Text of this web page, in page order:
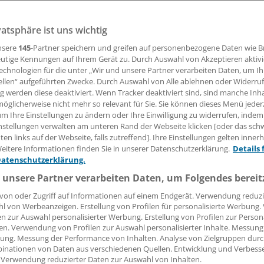
bei einer kleinen Patientenkohorte den Schweregrad
13:21 Uhr
Ein europäisches Konsortium hat Methoden entdeckt, um
nicht-alkoholischen Fettleber (NAFL) in einer kleinen
heißt es einer Mitteilung der Uni Düsseldorf.
livSYSiPS-Konsortium mit Forschungsgruppen aus
Italien und Österreich verfolgte einen
einer NAFL zu untersuchen. In einer Studie wurde ein
Gens PLIN2 in NAFL-Patienten entdeckt (Scientific Data
ist uns wichtig
145-Partner speichern und greifen auf personenbezogene Daten wie
Kennungen auf Ihrem Gerät zu. Durch Auswahl von Akzeptieren
für die unter „Wir und unsere Partner verarbeiten Daten, um
aufgeführten Zwecke. Durch Auswahl von Alle ablehnen oder
werden diese deaktiviert. Wenn Tracker deaktiviert sind, sind manche
nicht mehr so relevant für Sie. Sie können dieses Menü
Ihre Einstellungen zu ändern oder Ihre Einwilligung zu widerrufen, indem
verwalten am unteren Rand der Webseite klicken [oder das
links auf der Webseite, falls zutreffend]. Ihre Einstellungen gelten
Informationen finden Sie in unserer Datenschutzerklärung. Details
Partner verarbeiten Daten, um Folgendes
oder Zugriff auf Informationen auf einem Endgerät. Verwendung
von Werbeanzeigen. Erstellung von Profilen für personalisierte
zur Auswahl personalisierter Werbung. Erstellung von Profilen zur
Verwendung von Profilen zur Auswahl personalisierter Inhalte.
Messung der Performance von Inhalten. Analyse von Zielgruppen
von Daten aus verschiedenen Quellen. Entwicklung und
reduzierter Daten zur Auswahl von Inhalten.